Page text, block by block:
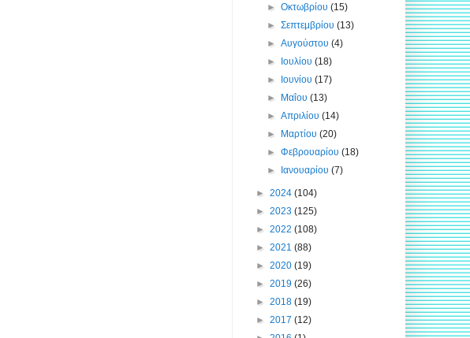
►Οκτωβρίου(15)
►Σεπτεμβρίου(13)
►Αυγούστου(4)
► Ιουλίου(18)
► Ιουνίου(17)
► Μαΐου(13)
►Απριλίου(14)
► Μαρτίου(20)
►Φεβρουαρίου(18)
► Ιανουαρίου(7)
► 2024 (104)
► 2023 (125)
► 2022 (108)
► 2021 (88)
► 2020 (19)
► 2019 (26)
► 2018 (19)
► 2017 (12)